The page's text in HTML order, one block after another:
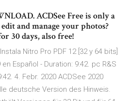
ACDSee Free is only a
and manage your photos?
30 days, also free!
Nitro Pro PDF 12 [32 y 64 bits]
en Español - Duration: 9:42. pc R&S
4. Febr. 2020 ACDSee 2020
deutsche Version des Hinweis.